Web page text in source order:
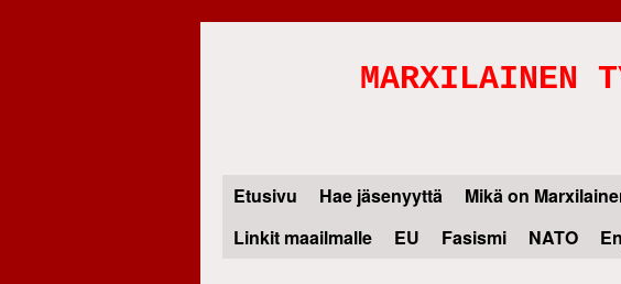
MARXILAINEN
Skip
to
Etusivu Hae jäsenyyttä Mikä on
Linkit maailmalle
EU Fasismi NATO